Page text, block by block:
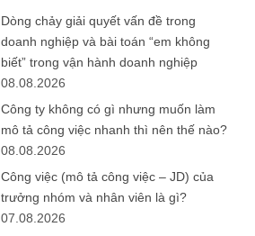
Dòng chảy giải quyết vấn đề trong
doanh nghiệp và bài toán “em không
biết” trong vận hành doanh nghiệp
08.08.2026
Công ty không có gì nhưng muốn làm
mô tả công việc nhanh thì nên thế nào?
08.08.2026
Công việc (mô tả công việc – JD) của
trưởng nhóm và nhân viên là gì?
07.08.2026